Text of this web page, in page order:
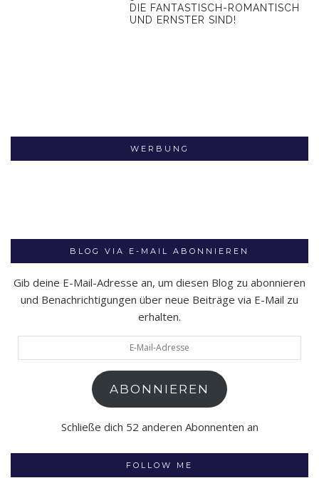
DIE FANTASTISCH-ROMANTISCH
UND ERNSTER SIND!
WERBUNG
BLOG VIA E-MAIL ABONNIEREN
Gib deine E-Mail-Adresse an, um diesen Blog zu abonnieren
und Benachrichtigungen über neue Beiträge via E-Mail zu
erhalten.
Mail-
ABONNIEREN
Schließe dich 52 anderen Abonnenten an
FOLLOW ME